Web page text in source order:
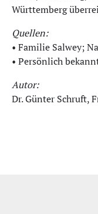
Württemberg
Quellen:
• Familie Salwey;
• Persönlich
Autor:
Dr. Günter Schruft,